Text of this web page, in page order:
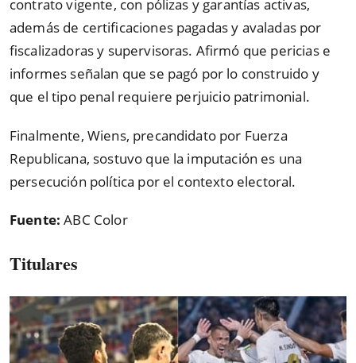
contrato vigente, con pólizas y garantías activas,
además de certificaciones pagadas y avaladas por
fiscalizadoras y supervisoras. Afirmó que pericias e
informes señalan que se pagó por lo construido y
que el tipo penal requiere perjuicio patrimonial.
Finalmente, Wiens, precandidato por Fuerza
Republicana, sostuvo que la imputación es una
persecución política por el contexto electoral.
Fuente:ABC Color
Titulares